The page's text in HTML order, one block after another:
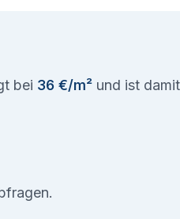
bei 36 €/m² und ist damit